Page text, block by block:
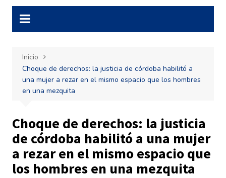
Inicio
Choque de derechos: la justicia de córdoba habilitó a
una mujer a rezar en el mismo espacio que los hombres
en una mezquita
Choque de derechos: la justicia
de córdoba habilitó a una mujer
a rezar en el mismo espacio que
los hombres en una mezquita